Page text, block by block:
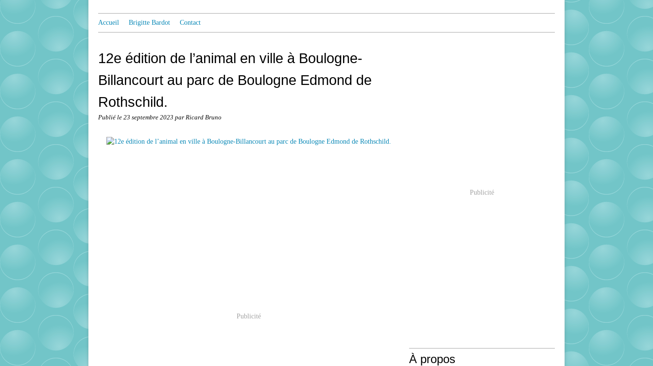
Accueil Brigitte Bardot Contact
12e édition de l’animal en ville à Boulogne-
Billancourt au parc de Boulogne Edmond de
Rothschild.
Publié le 23 septembre 2023 par Ricard Bruno
Publicité
Publicité
À propos